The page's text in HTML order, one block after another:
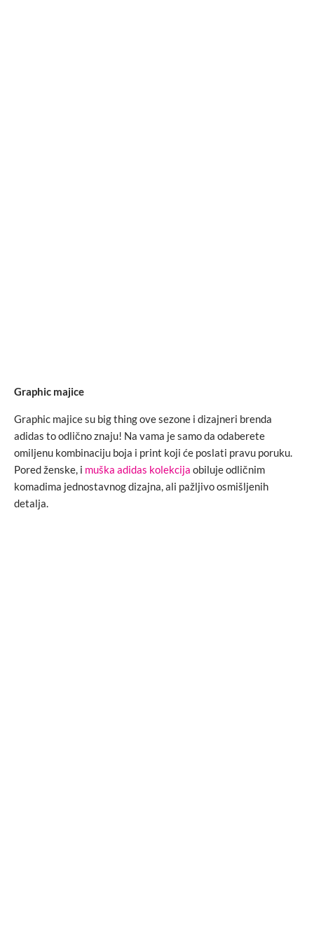
Graphic majice
Graphic majice su big thing ove sezone i dizajneri brenda
adidas to odlično znaju! Na vama je samo da odaberete
omiljenu kombinaciju boja i print koji će poslati pravu poruku.
Pored ženske, i muška adidas kolekcija obiluje odličnim
komadima jednostavnog dizajna, ali pažljivo osmišljenih
detalja.